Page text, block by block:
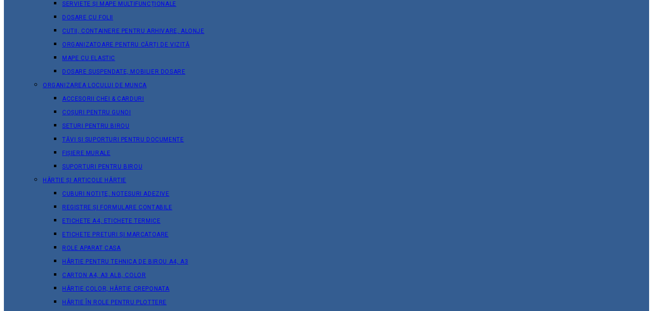
SERVIETE ȘI MAPE MULTIFUNCȚIONALE
DOSARE CU FOLII
CUTII, CONTAINERE PENTRU ARHIVARE, ALONJE
ORGANIZATOARE PENTRU CĂRȚI DE VIZITĂ
MAPE CU ELASTIC
DOSARE SUSPENDATE, MOBILIER DOSARE
ORGANIZAREA LOCULUI DE MUNCA
ACCESORII CHEI & СARDURI
COȘURI PENTRU GUNOI
SETURI PENTRU BIROU
TĂVI ȘI SUPORTURI PENTRU DOCUMENTE
FIȘIERE MURALE
SUPORTURI PENTRU BIROU
HÂRTIE ȘI ARTICOLE HÂRTIE
CUBURI NOTIȚE, NOTESURI ADEZIVE
REGISTRE ȘI FORMULARE CONTABILE
ETICHETE A4, ETICHETE TERMICE
ETICHETE PRETURI ȘI MARCATOARE
ROLE APARAT CASA
HÂRTIE PENTRU TEHNICA DE BIROU A4, A3
CARTON A4, A3 ALB, COLOR
HÂRTIE COLOR, HÂRTIE CREPONATA
HÂRTIE ÎN ROLE PENTRU PLOTTERE